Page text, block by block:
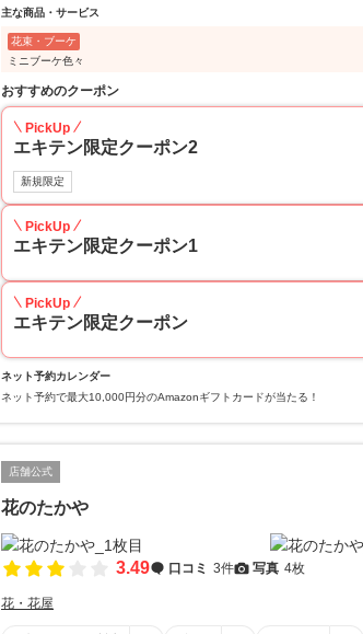
主な商品・サービス
花束・ブーケ
ミニブーケ色々
おすすめのクーポン
PickUp
エキテン限定クーポン2
新規限定
PickUp
エキテン限定クーポン1
PickUp
エキテン限定クーポン
ネット予約カレンダー
ネット予約で最大10,000円分のAmazonギフトカードが当たる！
店舗公式
花のたかや
3.49 口コミ 3件 写真 4枚
花・花屋